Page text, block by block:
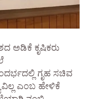
ಅಡಿಕೆ ಕೃಷಿಕರು
ಗೃಹ ಸಚಿವ
ಎಂಬ ಹೇಳಿಕೆ